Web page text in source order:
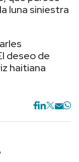
luna siniestra
deseo de
haitiana